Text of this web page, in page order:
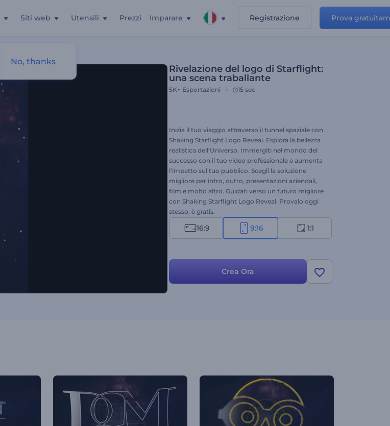
Siti web Utensili Prezzi Imparare Registrazione Prova
Rivelazione del logo di Starflight:
una scena traballante
5K+ Esportazioni 15 sec
Inizia il tuo viaggio attraverso il tunnel spaziale con
Shaking Starflight Logo Reveal. Esplora la bellezza
realistica dell'Universo. Immergiti nel mondo del
successo con il tuo video professionale e aumenta
l'impatto sul tuo pubblico. Scegli la soluzione
migliore per intro, outro, presentazioni aziendali,
film e molto altro. Guidati verso un futuro migliore
con Shaking Starflight Logo Reveal. Provalo oggi
stesso, è gratis.
16:9 9:16 1:1
Crea Ora
No, thanks